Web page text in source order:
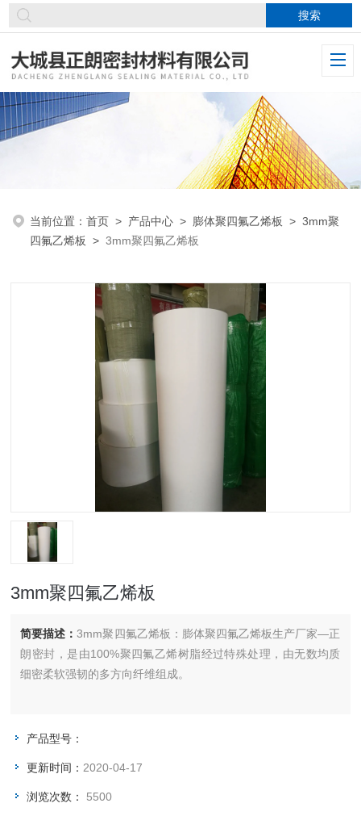
当前位置：首页 > 产品中心 > 膨体聚四氟乙烯板 >3mm聚
四氟乙烯板
>3mm聚四氟乙烯板
3mm聚四氟乙烯板
简要描述：3mm聚四氟乙烯板：膨体聚四氟乙烯板生产厂家—正
朗密封，是由100%聚四氟乙烯树脂经过特殊处理，由无数均质
细密柔软强韧的多方向纤维组成。
产品型号：
更新时间： 2020-04-17
浏览次数： 5500